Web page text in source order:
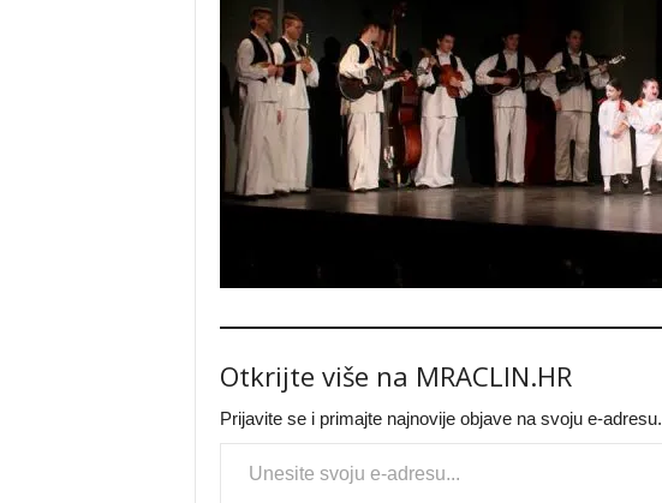
Otkrijte više na MRACLIN.HR
Prijavite se i primajte najnovije objave na svoju e-adresu.
Type your email…